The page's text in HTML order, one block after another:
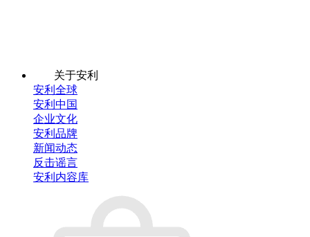
关于安利
安利全球
安利中国
企业文化
安利品牌
新闻动态
反击谣言
安利内容库